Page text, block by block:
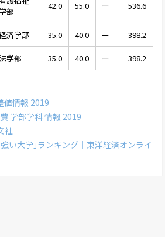
部
42.0 55.0 ー 536.6
済学部 35.0 40.0 ー 398.2
法学部 35.0 40.0 ー 398.2
値情報 2019
学部学科 情報 2019
社
い大学｣ランキング｜東洋経済オンライ